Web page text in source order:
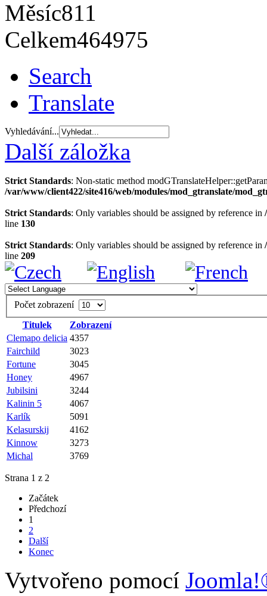
Měsíc811
Celkem464975
Search
Translate
Vyhledávání...
Další záložka
Strict Standards: Non-static method
/var/www/client422/site416/web/modules/mod_gtranslate/
Strict Standards: Only variables should be assigned by reference in
line 130
Strict Standards: Only variables should be assigned by reference in
line 209
Počet zobrazení
Titulek
Zobrazení
Clemapo delicia 4357
Fairchild
3023
Fortune
3045
Honey
4967
Jubilsini
3244
Kalinin 5
4067
Karlík
5091
Kelasurskij
4162
Kinnow
3273
Michal
3769
Strana 1 z 2
Začátek
Předchozí
1
2
Další
Konec
Vytvořeno pomocí